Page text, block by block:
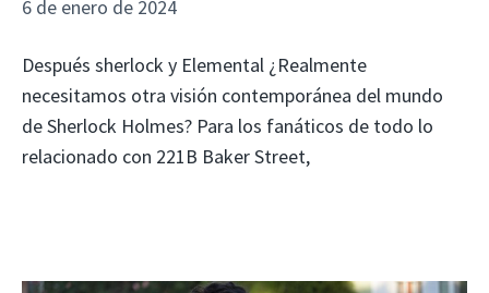
6 de enero de 2024
Después sherlock y Elemental ¿Realmente
necesitamos otra visión contemporánea del mundo
de Sherlock Holmes? Para los fanáticos de todo lo
relacionado con 221B Baker Street,